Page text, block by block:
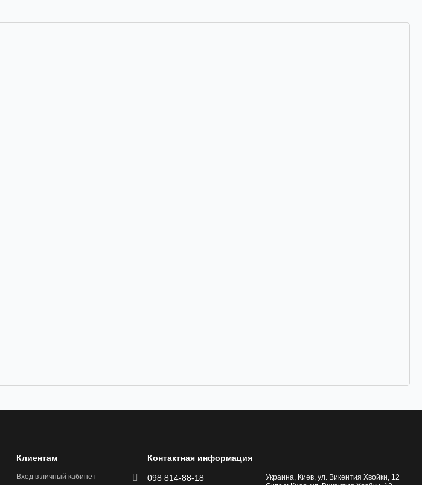
Клиентам
Вход в личный кабинет
Контактная информация
098 814-88-18
Украина, Киев, ул. Викентия Хвойки, 12